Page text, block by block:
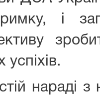
і
нараді з